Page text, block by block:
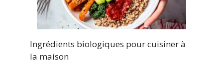
Ingrédients biologiques pour cuisiner à
la maison